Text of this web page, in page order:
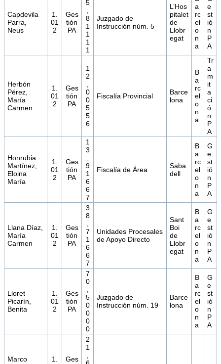
Capdevila
Parra,
Neus
1.
01
2
Ges
tión
PA
5
,
8
1
1
1
1
Juzgado de
Instrucción núm. 5
L’Hos
pitalet
de
Llobr
egat
a
rc
el
o
n
a
e
st
ió
n
P
A
Herbón
Pérez,
María
Carmen
1.
01
2
Ges
tión
PA
1
2
,
0
0
5
5
6
Fiscalía Provincial
Barce
lona
B
a
rc
el
o
n
a
Tr
a
m
it
a
ci
ó
n
P
A
Honrubia
Martínez,
Eloina
María
1.
01
2
Ges
tión
PA
1
3
,
9
1
6
6
7
Fiscalía de Área
Saba
dell
B
a
rc
el
o
n
a
G
e
st
ió
n
P
A
Llana Díaz,
María
Carmen
1.
01
2
Ges
tión
PA
3
8
,
7
1
6
6
7
Unidades Procesales
de Apoyo Directo
Sant
Boi
de
Llobr
egat
B
a
rc
el
o
n
a
G
e
st
ió
n
P
A
Lloret
Picarín,
Benita
1.
01
2
Ges
tión
PA
7
0
,
5
0
0
0
0
Juzgado de
Instrucción núm. 19
Barce
lona
B
a
rc
el
o
n
a
G
e
st
ió
n
P
A
Marco
1.
Ges
2
1
,